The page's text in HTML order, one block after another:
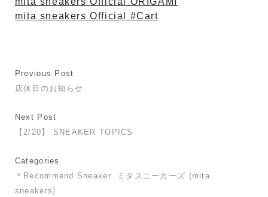
mita sneakers Official #Cart
Previous Post
店休日のお知らせ
Next Post
【2/20】 SNEAKER TOPICS
Categories
＊Recommend Sneaker
ミタスニーカーズ (mita
sneakers)